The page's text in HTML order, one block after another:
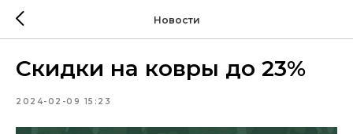
Новости
Скидки на ковры до 23%
2024-02-09 15:23